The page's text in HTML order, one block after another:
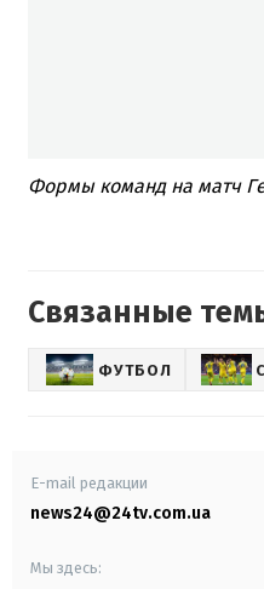
Формы команд на матч
Связанные
ФУТБОЛ
E-mail редакции
news24@24tv.com.ua
Мы здесь: